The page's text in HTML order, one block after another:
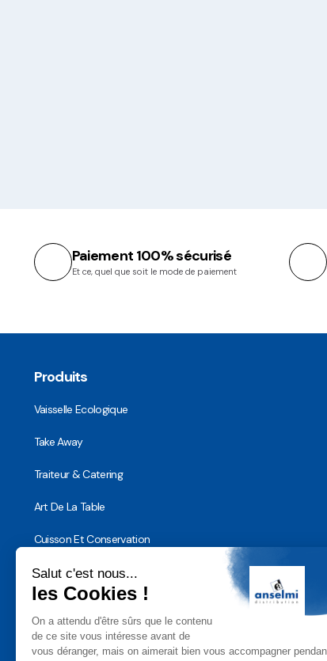
Paiement 100% sécurisé
Et ce, quel que soit le mode de paiement
Produits
Vaisselle Ecologique
Take Away
Traiteur & Catering
Art De La Table
Cuisson Et Conservation
Hygiène, Sécurité et Traçabilité
Vaisselle Réutilisable
Noël